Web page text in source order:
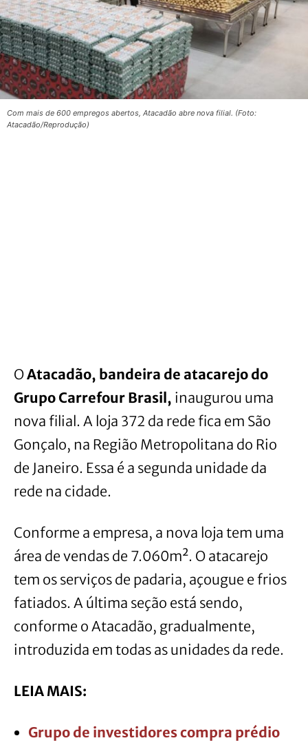
Com mais de 600 empregos abertos, Atacadão abre nova filial. (Foto:
Atacadão/Reprodução)
OAtacadão, bandeira de atacarejo do
Grupo Carrefour Brasil, inaugurou uma
nova filial. A loja 372 da rede fica em São
Gonçalo, na Região Metropolitana do Rio
de Janeiro. Essa é a segunda unidade da
rede na cidade.
Conforme a empresa, a nova loja tem uma
área de vendas de 7.060m². O atacarejo
tem os serviços de padaria, açougue e frios
fatiados. A última seção está sendo,
conforme o Atacadão, gradualmente,
introduzida em todas as unidades da rede.
LEIA MAIS:
Grupo de investidores compra prédio